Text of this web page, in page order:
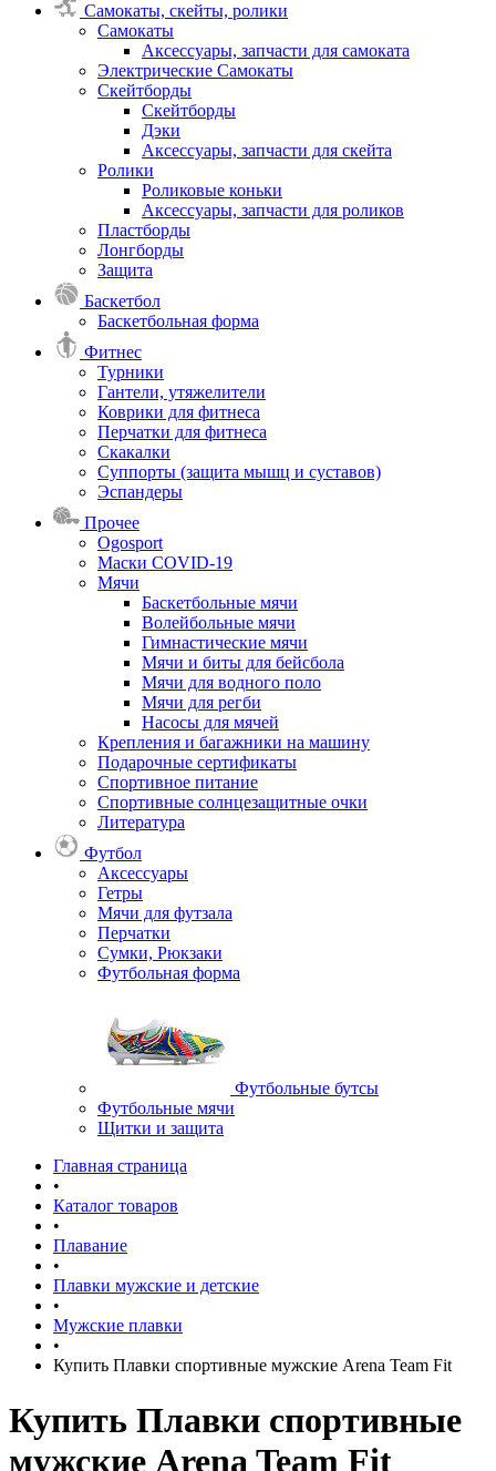
Самокаты, скейты, ролики
Самокаты
Аксессуары, запчасти для самоката
Электрические Самокаты
Скейтборды
Скейтборды
Дэки
Аксессуары, запчасти для скейта
Ролики
Роликовые коньки
Аксессуары, запчасти для роликов
Пластборды
Лонгборды
Защита
Баскетбол
Баскетбольная форма
Фитнес
Турники
Гантели, утяжелители
Коврики для фитнеса
Перчатки для фитнеса
Скакалки
Суппорты (защита мышц и суставов)
Эспандеры
Прочее
Ogosport
Маски COVID-19
Мячи
Баскетбольные мячи
Волейбольные мячи
Гимнастические мячи
Мячи и биты для бейсбола
Мячи для водного поло
Мячи для регби
Насосы для мячей
Крепления и багажники на машину
Подарочные сертификаты
Спортивное питание
Спортивные солнцезащитные очки
Литература
Футбол
Аксессуары
Гетры
Мячи для футзала
Перчатки
Сумки, Рюкзаки
Футбольная форма
Футбольные бутсы
Футбольные мячи
Щитки и защита
Главная страница
•
Каталог товаров
•
Плавание
•
Плавки мужские и детские
•
Мужские плавки
•
Купить Плавки спортивные мужские Arena Team Fit
Купить Плавки спортивные
мужские Arena Team Fit